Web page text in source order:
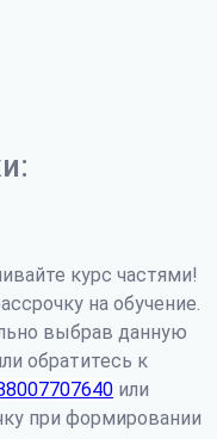
курс частями!
на обучение.
выбрав данную
обратитесь к
или
при формировании